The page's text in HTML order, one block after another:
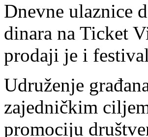
Dnevne ulaznice
dinara na Ticket
prodaji je i
Udruženje
zajedničkim
promociju